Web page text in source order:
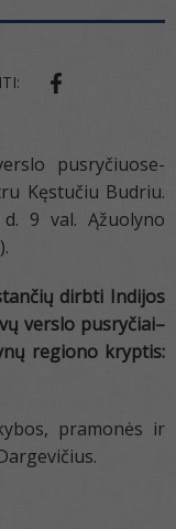
pusryčiuose-
Kęstučiu Budriu.
9 val. Ąžuolyno
dirbti Indijos
verslo pusryčiai–
regiono kryptis:
pramonės ir